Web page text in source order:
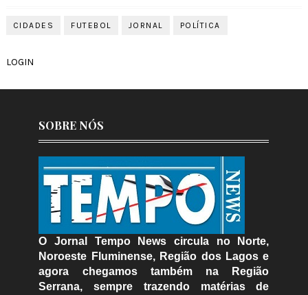
CIDADES FUTEBOL JORNAL POLÍTICA
LOGIN
SOBRE NÓS
O Jornal Tempo News circula no Norte,
Noroeste Fluminense, Região dos Lagos e
agora chegamos também na Região
Serrana, sempre trazendo matérias de